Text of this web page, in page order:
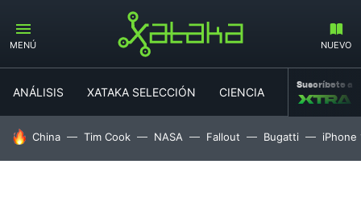
MENÚ NUEVO
ANÁLISIS XATAKA SELECCIÓN CIENCIA MOVILIDAD
Suscríbete a
HOY SE HABLA DE
China Tim Cook NASA Fallout Bugatti iPhone